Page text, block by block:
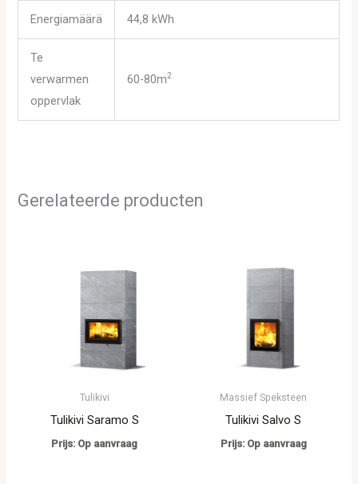
Energiamäärä 44,8 kWh
Te
verwarmen
oppervlak
60-80m2
Gerelateerde producten
Tulikivi
Tulikivi Saramo S
Prijs: Op aanvraag
Massief Speksteen
Tulikivi Salvo S
Prijs: Op aanvraag